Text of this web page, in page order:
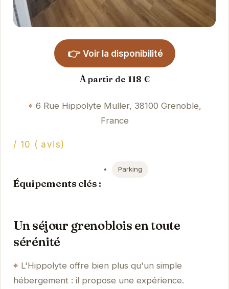
👉 Voir la disponibilité
À partir de 118 €
6 Rue Hippolyte Muller, 38100 Grenoble,
France
/ 10 ( avis)
Équipements clés :
Parking
Un séjour grenoblois en toute
sérénité
L'Hippolyte offre bien plus qu'un simple
hébergement : il propose une expérience.